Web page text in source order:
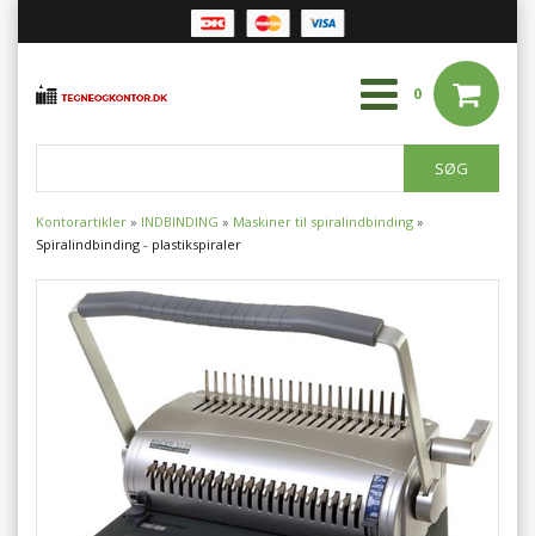
0
Kontorartikler » INDBINDING » Maskiner til spiralindbinding »
Spiralindbinding - plastikspiraler